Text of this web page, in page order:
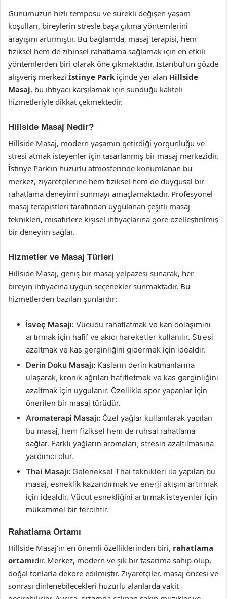
Günümüzün hızlı temposu ve sürekli değişen yaşam
koşulları, bireylerin stresle başa çıkma yöntemlerini
arayışını artırmıştır. Bu bağlamda, masaj terapisi, hem
fiziksel hem de zihinsel rahatlama sağlamak için en etkili
yöntemlerden biri olarak öne çıkmaktadır. İstanbul’un gözde
alışveriş merkezi İstinye Park içinde yer alan Hillside
Masaj, bu ihtiyacı karşılamak için sunduğu kaliteli
hizmetleriyle dikkat çekmektedir.
Hillside Masaj Nedir?
Hillside Masaj, modern yaşamın getirdiği yorgunluğu ve
stresi atmak isteyenler için tasarlanmış bir masaj merkezidir.
İstinye Park’ın huzurlu atmosferinde konumlanan bu
merkez, ziyaretçilerine hem fiziksel hem de duygusal bir
rahatlama deneyimi sunmayı amaçlamaktadır. Profesyonel
masaj terapistleri tarafından uygulanan çeşitli masaj
teknikleri, misafirlere kişisel ihtiyaçlarına göre özelleştirilmiş
bir deneyim sağlar.
Hizmetler ve Masaj Türleri
Hillside Masaj, geniş bir masaj yelpazesi sunarak, her
bireyin ihtiyacına uygun seçenekler sunmaktadır. Bu
hizmetlerden bazıları şunlardır:
İsveç Masajı: Vücudu rahatlatmak ve kan dolaşımını
artırmak için hafif ve akıcı hareketler kullanılır. Stresi
azaltmak ve kas gerginliğini gidermek için idealdir.
Derin Doku Masajı: Kasların derin katmanlarına
ulaşarak, kronik ağrıları hafifletmek ve kas gerginliğini
azaltmak için uygulanır. Özellikle spor yapanlar için
önerilen bir masaj türüdür.
Aromaterapi Masajı: Özel yağlar kullanılarak yapılan
bu masaj, hem fiziksel hem de ruhsal rahatlama
sağlar. Farklı yağların aromaları, stresin azaltılmasına
yardımcı olur.
Thai Masajı: Geleneksel Thai teknikleri ile yapılan bu
masaj, esneklik kazandırmak ve enerji akışını artırmak
için idealdir. Vücut esnekliğini artırmak isteyenler için
mükemmel bir tercihtir.
Rahatlama Ortamı
Hillside Masaj’ın en önemli özelliklerinden biri, rahatlama
ortamıdır. Merkez, modern ve şık bir tasarıma sahip olup,
doğal tonlarla dekore edilmiştir. Ziyaretçiler, masaj öncesi ve
sonrası dinlenebilecekleri huzurlu alanlarda vakit